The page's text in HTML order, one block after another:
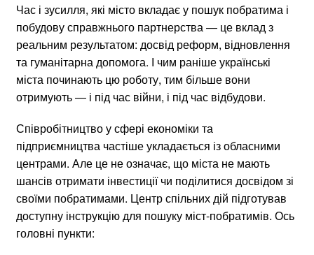
Час і зусилля, які місто вкладає у пошук побратима і
побудову справжнього партнерства — це вклад з
реальним результатом: досвід реформ, відновлення
та гуманітарна допомога. І чим раніше українські
міста починають цю роботу, тим більше вони
отримують — і під час війни, і під час відбудови.
Співробітництво у сфері економіки та
підприємництва частіше укладається із обласними
центрами. Але це не означає, що міста не мають
шансів отримати інвестиції чи поділитися досвідом зі
своїми побратимами. Центр спільних дій підготував
доступну інструкцію для пошуку міст-побратимів. Ось
головні пункти: